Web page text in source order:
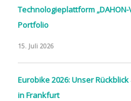
Technologieplattform
Portfolio
15. Juli 2026
Eurobike 2026: Unser
in Frankfurt